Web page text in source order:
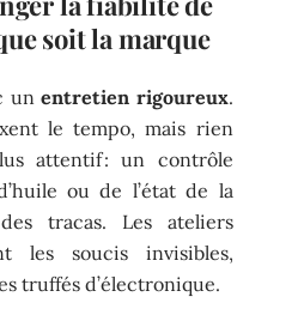
soit la marque
unentretien rigoureux.
le tempo, mais rien
attentif : un contrôle
ou de l’état de la
tracas. Les ateliers
les soucis invisibles,
truffés d’électronique.